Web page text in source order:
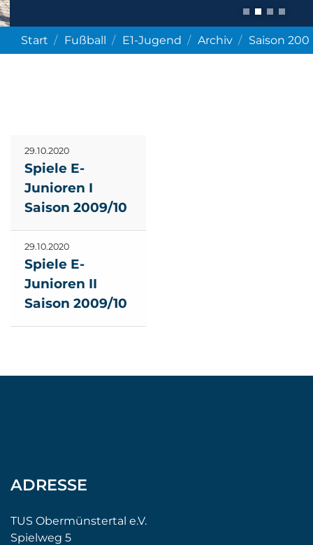
Start Fußball E1-Jugend Archiv Saison
29.10.2020
Spiele E-
Junioren I
Saison 2009/10
29.10.2020
Spiele E-
Junioren II
Saison 2009/10
ADRESSE
TUS Obermünstertal e.V.
Spielweg 5